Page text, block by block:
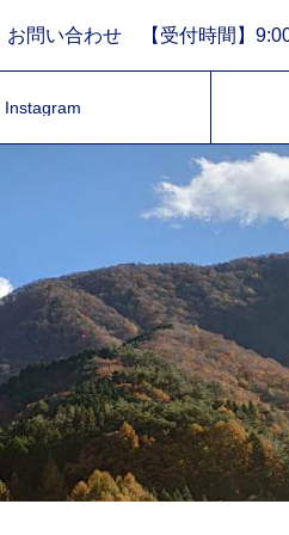
Instagram
お問い合わせ 【受付時間】